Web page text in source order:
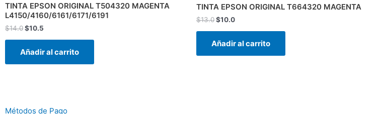
TINTA EPSON ORIGINAL T504320 MAGENTA
L4150/4160/6161/6171/6191
$14.0$10.5
Añadir al carrito
TINTA EPSON ORIGINAL T664320 MAGENTA
$13.0$10.0
Añadir al carrito
Métodos de Pago